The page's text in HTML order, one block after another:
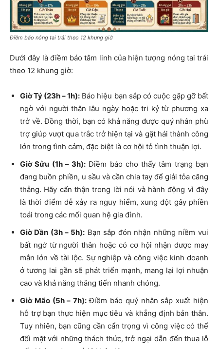
Điềm báo nóng tai trái theo 12 khung giờ
Dưới đây là điềm báo tâm linh của hiện tượng nóng tai trái
theo 12 khung giờ:
Giờ Tý (23h – 1h): Báo hiệu bạn sắp có cuộc gặp gỡ bất
ngờ với người thân lâu ngày hoặc tri kỷ từ phương xa
trở về. Đồng thời, bạn có khả năng được quý nhân phù
trợ giúp vượt qua trắc trở hiện tại và gặt hái thành công
lớn trong tình cảm, đặc biệt là cơ hội tỏ tình thuận lợi.
Giờ Sửu (1h – 3h): Điềm báo cho thấy tâm trạng bạn
đang buồn phiền, u sầu và cần chia tay để giải tỏa căng
thẳng. Hãy cẩn thận trong lời nói và hành động vì đây
là thời điểm dễ xảy ra nguy hiểm, xung đột gây phiền
toái trong các mối quan hệ gia đình.
Giờ Dần (3h – 5h): Bạn sắp đón nhận những niềm vui
bất ngờ từ người thân hoặc có cơ hội nhận được may
mắn lớn về tài lộc. Sự nghiệp và công việc kinh doanh
ở tương lai gần sẽ phát triển mạnh, mang lại lợi nhuận
cao và khả năng thăng tiến nhanh chóng.
Giờ Mão (5h – 7h):Điềm báo quý nhân sắp xuất hiện
hỗ trợ bạn thực hiện mục tiêu và khẳng định bản thân.
Tuy nhiên, bạn cũng cần cẩn trọng vì công việc có thể
đối mặt với những thách thức, trở ngại dẫn đến thua lỗ